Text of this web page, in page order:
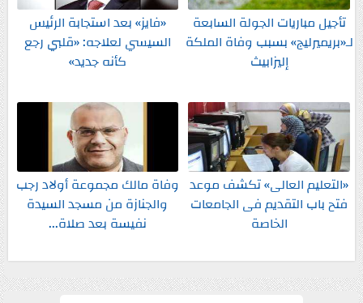
تأجيل مباريات الجولة السابعة
لـ«بريميرليج» بسبب وفاة الملكة
إليزابيث
«فايز» بعد استجابة الرئيس
السيسي لعلاجه: «قلبي رجع
كأنه جديد»
«التعليم العالى» تكشف موعد
فتح باب التقديم فى الجامعات
الخاصة
وفاة مالك مجموعة أولاد رجب
والجنازة من مسجد السيدة
نفيسة بعد صلاة...